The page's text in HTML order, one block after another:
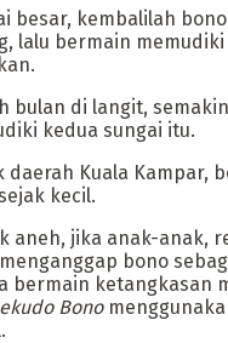
besar, kembalilah
lalu bermain
bulan di langit,
kedua sungai itu.
daerah Kuala Kampar,
kecil.
aneh, jika anak-anak,
bono
bermain ketangkasan
Bono